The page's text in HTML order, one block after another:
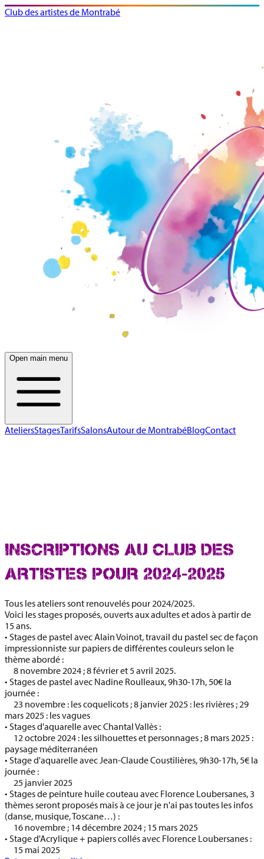
Club des artistes de Montrabé
Open main menu
AteliersStagesTarifsSalonsAutour de MontrabéBlogContact
INSCRIPTIONS AU CLUB DES
ARTISTES POUR 2024-2025
Tous les ateliers sont renouvelés pour 2024/2025.
Voici les stages proposés, ouverts aux adultes et ados à partir de
15 ans.
• Stages de pastel avec Alain Voinot,travail du pastel sec de façon
impressionniste sur papiers de différentes couleurs selon le
thème abordé :
8 novembre 2024 ; 8 février et 5 avril 2025.
• Stages de pastel avec Nadine Roulleaux,9h30-17h, 50€ la
journée :
23 novembre : les coquelicots ; 8 janvier 2025 : les rivières ; 29
mars 2025 : les vagues
• Stages d'aquarelle avec Chantal Vallès :
12 octobre 2024 : les silhouettes et personnages ; 8 mars 2025 :
paysage méditerranéen
• Stage d'aquarelle avec Jean-Claude Coustilières, 9h30-17h, 5€ la
journée :
25 janvier 2025
• Stages de peinture huile couteau avec Florence Loubersanes,3
thèmes seront proposés mais à ce jour je n'ai pas toutes les infos
(danse, musique, Toscane…) :
16 novembre ; 14 décembre 2024 ; 15 mars 2025
• Stage d'Acrylique + papiers collés avec Florence Loubersanes :
15 mai 2025